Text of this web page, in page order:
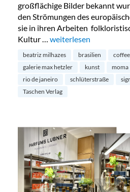
großflächige Bilder bekannt
den Strömungen des
sie in ihren Arbeiten
Kultur … „Einladung zur
weiterlesen
beatriz milhazes brasilien
galerie max hetzler
kunst moma
rio de janeiro
schlüterstraße
Taschen Verlag